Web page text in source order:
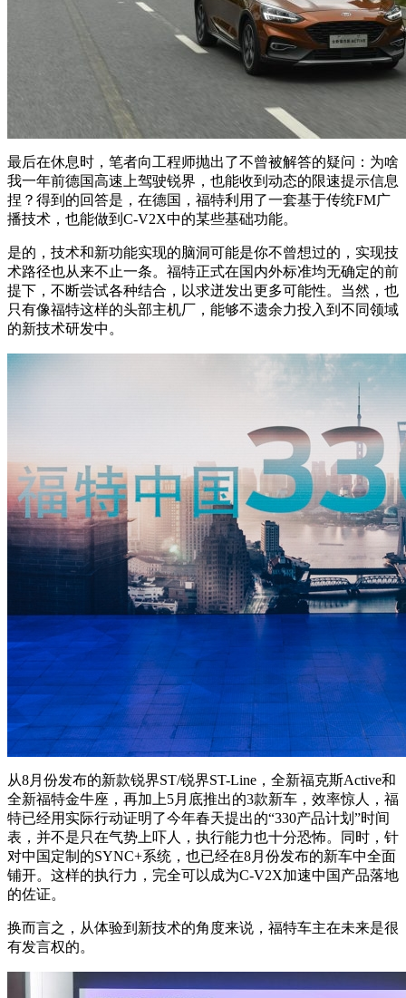
最后在休息时，笔者向工程师抛出了不曾被解答的疑问：为啥
我一年前德国高速上驾驶锐界，也能收到动态的限速提示信息
捏？得到的回答是，在德国，福特利用了一套基于传统FM广
播技术，也能做到C-V2X中的某些基础功能。
是的，技术和新功能实现的脑洞可能是你不曾想过的，实现技
术路径也从来不止一条。福特正式在国内外标准均无确定的前
提下，不断尝试各种结合，以求迸发出更多可能性。当然，也
只有像福特这样的头部主机厂，能够不遗余力投入到不同领域
的新技术研发中。
从8月份发布的新款锐界ST/锐界ST-Line，全新福克斯Active和
全新福特金牛座，再加上5月底推出的3款新车，效率惊人，福
特已经用实际行动证明了今年春天提出的“330产品计划”时间
表，并不是只在气势上吓人，执行能力也十分恐怖。同时，针
对中国定制的SYNC+系统，也已经在8月份发布的新车中全面
铺开。这样的执行力，完全可以成为C-V2X加速中国产品落地
的佐证。
换而言之，从体验到新技术的角度来说，福特车主在未来是很
有发言权的。